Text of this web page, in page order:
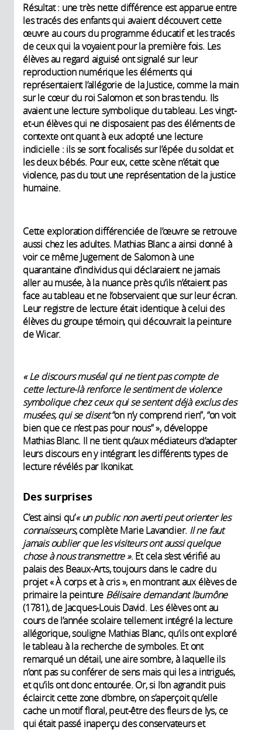
Résultat : une très nette différence est apparue entre
les tracés des enfants qui avaient découvert cette
œuvre au cours du programme éducatif et les tracés
de ceux qui la voyaient pour la première fois. Les
élèves au regard aiguisé ont signalé sur leur
reproduction numérique les éléments qui
représentaient l’allégorie de la Justice, comme la main
sur le cœur du roi Salomon et son bras tendu. Ils
avaient une lecture symbolique du tableau. Les vingt-
et-un élèves qui ne disposaient pas des éléments de
contexte ont quant à eux adopté une lecture
indicielle : ils se sont focalisés sur l’épée du soldat et
les deux bébés. Pour eux, cette scène n’était que
violence, pas du tout une représentation de la justice
humaine.
Cette exploration différenciée de l’œuvre se retrouve
aussi chez les adultes. Mathias Blanc a ainsi donné à
voir ce même Jugement de Salomon à une
quarantaine d’individus qui déclaraient ne jamais
aller au musée, à la nuance près qu’ils n’étaient pas
face au tableau et ne l’observaient que sur leur écran.
Leur registre de lecture était identique à celui des
élèves du groupe témoin, qui découvrait la peinture
de Wicar.
« Le discours muséal qui ne tient pas compte de
cette lecture-là renforce le sentiment de violence
symbolique chez ceux qui se sentent déjà exclus des
musées, qui se disent“on n’y comprend rien”, “on voit
bien que ce n’est pas pour nous” », développe
Mathias Blanc. Il ne tient qu’aux médiateurs d’adapter
leurs discours en y intégrant les différents types de
lecture révélés par Ikonikat.
Des surprises
C’est ainsi qu’« un public non averti peut orienter les
connaisseurs, complète Marie Lavandier. Il ne faut
jamais oublier que les visiteurs ont aussi quelque
chose à nous transmettre ». Et cela s’est vérifié au
palais des Beaux-Arts, toujours dans le cadre du
projet « À corps et à cris », en montrant aux élèves de
primaire la peinture Bélisaire demandant l’aumône
(1781), de Jacques-Louis David. Les élèves ont au
cours de l’année scolaire tellement intégré la lecture
allégorique, souligne Mathias Blanc, qu’ils ont exploré
le tableau à la recherche de symboles. Et ont
remarqué un détail, une aire sombre, à laquelle ils
n’ont pas su conférer de sens mais qui les a intrigués,
et qu’ils ont donc entourée. Or, si l’on agrandit puis
éclaircit cette zone d’ombre, on s’aperçoit qu’elle
cache un motif floral, peut-être des fleurs de lys, ce
qui était passé inaperçu des conservateurs et